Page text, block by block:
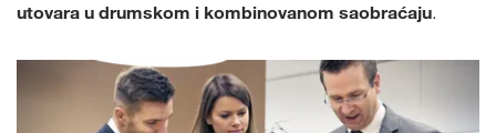
utovara u drumskom i kombinovanom saobraćaju.